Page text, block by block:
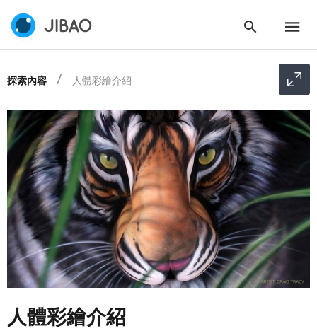
探索內容 人體彩繪介紹
人體彩繪介紹